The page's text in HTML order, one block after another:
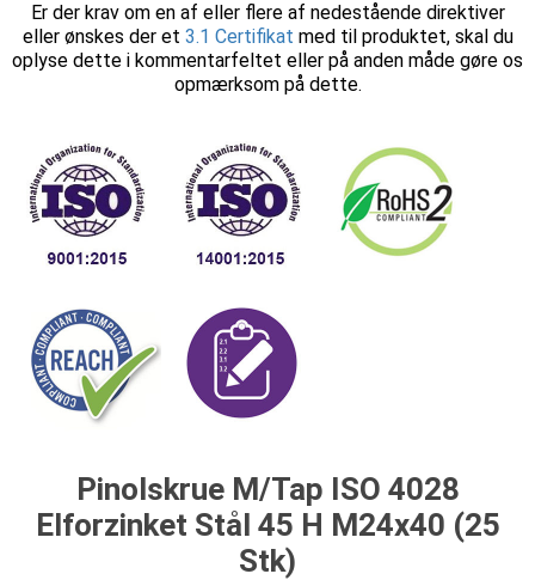
Er der krav om en af eller flere af nedestående direktiver
eller ønskes der et 3.1 Certifikat med til produktet, skal du
oplyse dette i kommentarfeltet eller på anden måde gøre os
opmærksom på dette.
Pinolskrue M/Tap ISO 4028
Elforzinket Stål 45 H M24x40 (25
Stk)